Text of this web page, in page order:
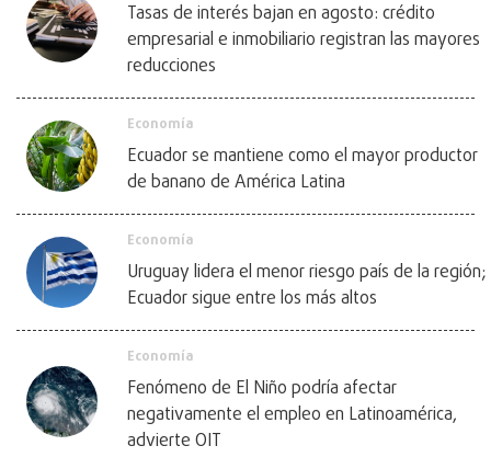
Tasas de interés bajan en agosto: crédito
empresarial e inmobiliario registran las mayores
reducciones
Economía
Ecuador se mantiene como el mayor productor
de banano de América Latina
Economía
Uruguay lidera el menor riesgo país de la región;
Ecuador sigue entre los más altos
Economía
Fenómeno de El Niño podría afectar
negativamente el empleo en Latinoamérica,
advierte OIT